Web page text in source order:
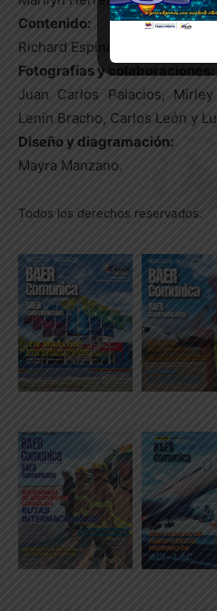
Contenido:
Richard Espinoza Garnier y
Fotografías y colaboraciones:
Juan Carlos Palacios,
Lenin Bracho, Carlos León y
Diseño y diagramación:
Mayra Manzano.
Todos los derechos reservados.